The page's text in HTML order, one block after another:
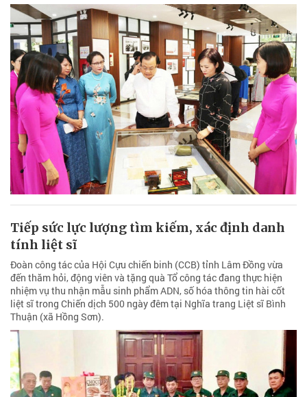
Tiếp sức lực lượng tìm kiếm, xác định danh
tính liệt sĩ
Đoàn công tác của Hội Cựu chiến binh (CCB) tỉnh Lâm Đồng vừa
đến thăm hỏi, động viên và tặng quà Tổ công tác đang thực hiện
nhiệm vụ thu nhận mẫu sinh phẩm ADN, số hóa thông tin hài cốt
liệt sĩ trong Chiến dịch 500 ngày đêm tại Nghĩa trang Liệt sĩ Bình
Thuận (xã Hồng Sơn).